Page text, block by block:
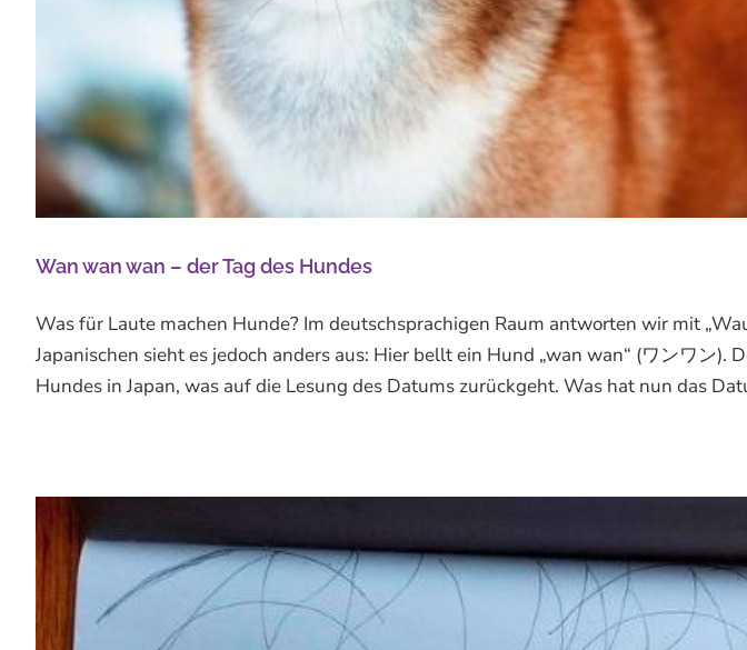
Wan wan wan – der Tag des Hundes
Was für Laute machen Hunde? Im deutschsprachigen Raum antworten wir mit
Japanischen sieht es jedoch anders aus: Hier bellt ein Hund „wan wan“ (ワンワン).
Hundes in Japan, was auf die Lesung des Datums zurückgeht. Was hat nun das